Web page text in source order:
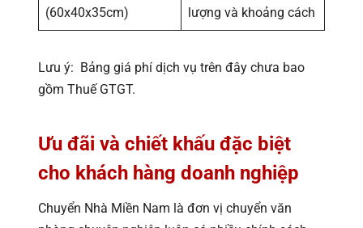
(60x40x35cm)
lượng và khoảng cách
Lưu ý: Bảng giá phí dịch vụ trên đây chưa bao
gồm Thuế GTGT.
Ưu đãi và chiết khấu đặc biệt
cho khách hàng doanh nghiệp
Chuyển Nhà Miền Nam là đơn vị chuyển văn